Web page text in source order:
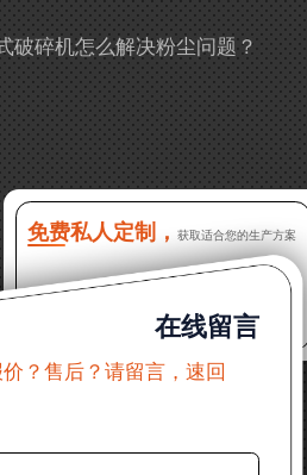
破碎机怎么解决粉尘问题？
生产线出个方案及报价，有什
解时产500吨锤破，加工石灰石
头破碎设备有吗？给个详细
100吨左右的鄂破和反击破，
免费私人定制， 获取适合您的生产方案
在线留言
？售后？请留言，速回